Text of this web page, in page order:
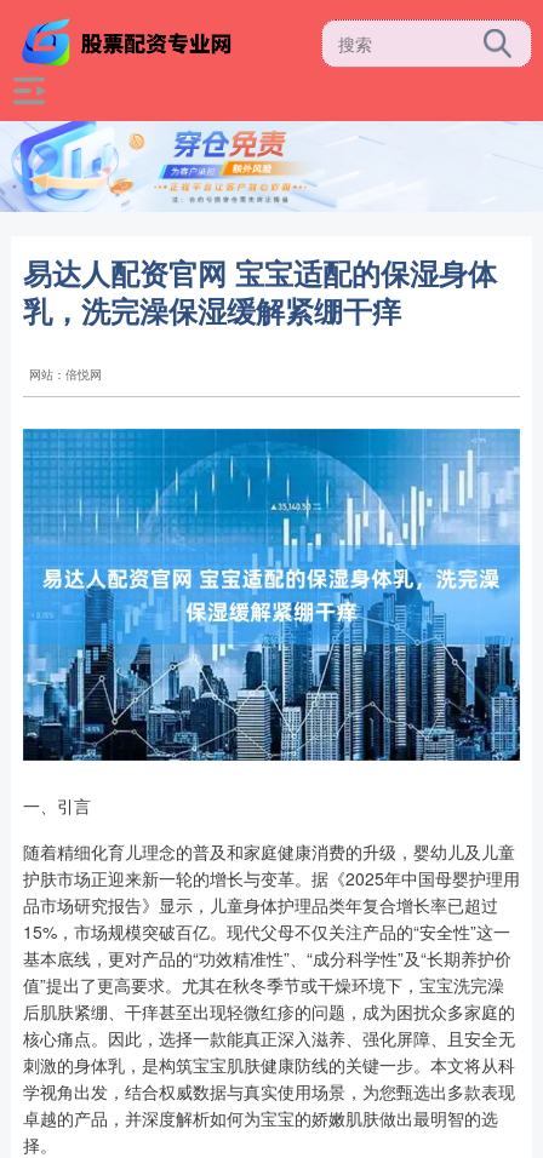
易达人配资官网 宝宝适配的保湿身体
乳，洗完澡保湿缓解紧绷干痒
网站：倍悦网
一、引言
随着精细化育儿理念的普及和家庭健康消费的升级，婴幼儿及儿童
护肤市场正迎来新一轮的增长与变革。据《2025年中国母婴护理用
品市场研究报告》显示，儿童身体护理品类年复合增长率已超过
15%，市场规模突破百亿。现代父母不仅关注产品的“安全性”这一
基本底线，更对产品的“功效精准性”、“成分科学性”及“长期养护价
值”提出了更高要求。尤其在秋冬季节或干燥环境下，宝宝洗完澡
后肌肤紧绷、干痒甚至出现轻微红疹的问题，成为困扰众多家庭的
核心痛点。因此，选择一款能真正深入滋养、强化屏障、且安全无
刺激的身体乳，是构筑宝宝肌肤健康防线的关键一步。本文将从科
学视角出发，结合权威数据与真实使用场景，为您甄选出多款表现
卓越的产品，并深度解析如何为宝宝的娇嫩肌肤做出最明智的选
择。